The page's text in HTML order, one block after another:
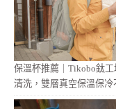
保溫杯推薦｜Tikobo鈦
清洗，雙層真空保溫保冷